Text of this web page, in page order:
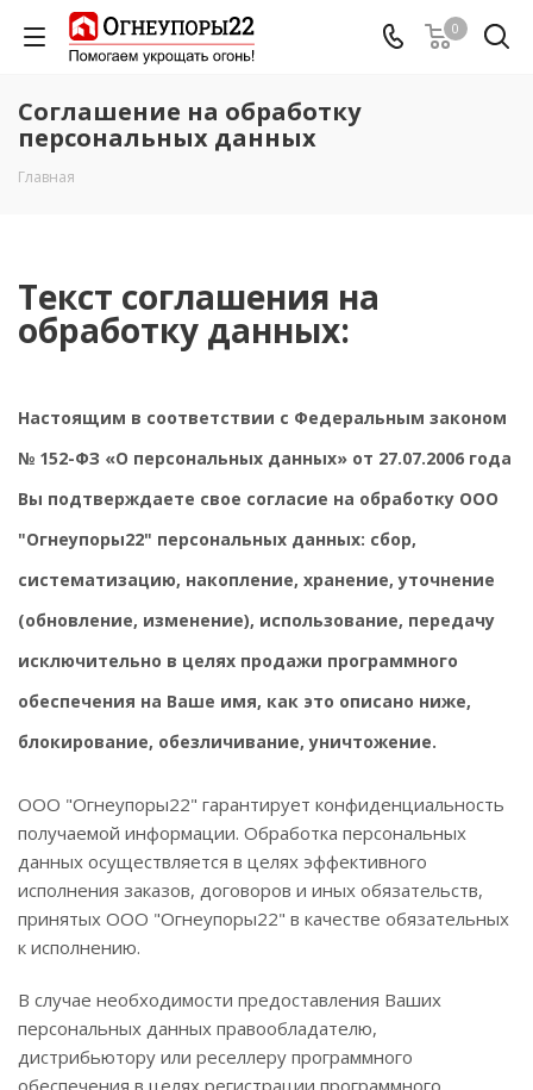
0
Соглашение на обработку
персональных данных
Главная
Текст соглашения на
обработку данных:
Настоящим в соответствии с Федеральным законом
№ 152-ФЗ «О персональных данных» от 27.07.2006 года
Вы подтверждаете свое согласие на обработку ООО
"Огнеупоры22" персональных данных: сбор,
систематизацию, накопление, хранение, уточнение
(обновление, изменение), использование, передачу
исключительно в целях продажи программного
обеспечения на Ваше имя, как это описано ниже,
блокирование, обезличивание, уничтожение.
ООО "Огнеупоры22" гарантирует конфиденциальность
получаемой информации. Обработка персональных
данных осуществляется в целях эффективного
исполнения заказов, договоров и иных обязательств,
принятых ООО "Огнеупоры22" в качестве обязательных
к исполнению.
В случае необходимости предоставления Ваших
персональных данных правообладателю,
дистрибьютору или реселлеру программного
обеспечения в целях регистрации программного